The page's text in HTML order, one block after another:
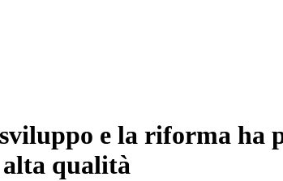
e la riforma
qualità